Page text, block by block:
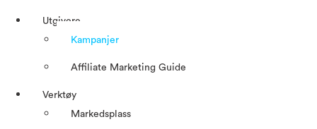
Utgivere
Kampanjer
Affiliate Marketing Guide
Verktøy
Markedsplass